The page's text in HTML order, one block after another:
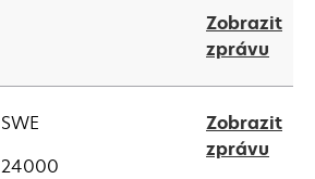
tab
a
new
tab
Zobrazit
zprávu
new
tab
SWE
24000
Zobrazit
zprávu